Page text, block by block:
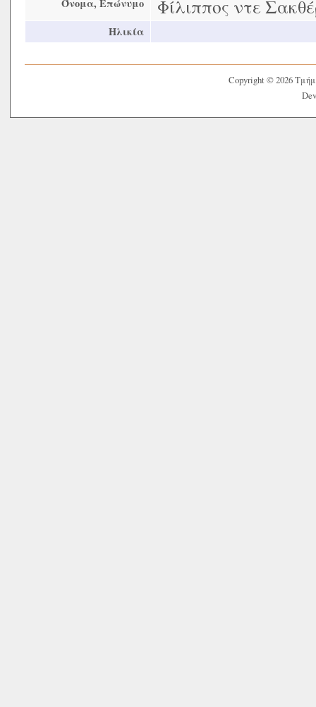
Όνομα, Επώνυμο Φίλιππος ντε
Ηλικία
Copyright © 2026